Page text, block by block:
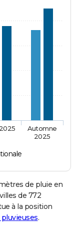
Automne
2025
de pluie en
de 772
à la position
.